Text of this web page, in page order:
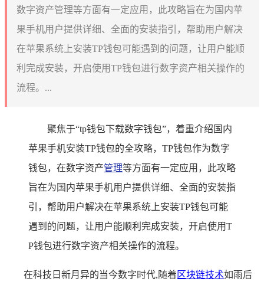
数字资产管理等方面有一定应用，此攻略旨在为国内苹
果手机用户提供详细、全面的安装指引，帮助用户解决
在苹果系统上安装TP钱包可能遇到的问题，让用户能顺
利完成安装，开启使用TP钱包进行数字资产相关操作的
流程。...
聚焦于“tp钱包下载数字钱包”，着重介绍国内
苹果手机安装TP钱包的全攻略，TP钱包作为数字
钱包，在数字资产管理等方面有一定应用，此攻略
旨在为国内苹果手机用户提供详细、全面的安装指
引，帮助用户解决在苹果系统上安装TP钱包可能
遇到的问题，让用户能顺利完成安装，开启使用T
P钱包进行数字资产相关操作的流程。
在科技日新月异的当今数字时代,随着 区块链技术如雨后